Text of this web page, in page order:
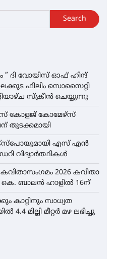
Search
” ദി വോയിസ് ഓഫ് ഹിന്ദ്
ഫിലിം സൊസൈറ്റി
സ്‌ക്രീൻ ചെയ്യുന്നു
കോളജ് കോമേഴ്‌സ്
തുടക്കമായി
എസ് എൻ
വിദ്യാർത്ഥികൾ
2026 കവിതാ
കെ. ബാലൻ ഹാളിൽ 16ന്
കാറ്റിനും സാധ്യത
4.4 മില്ലി മീറ്റർ മഴ ലഭിച്ചു